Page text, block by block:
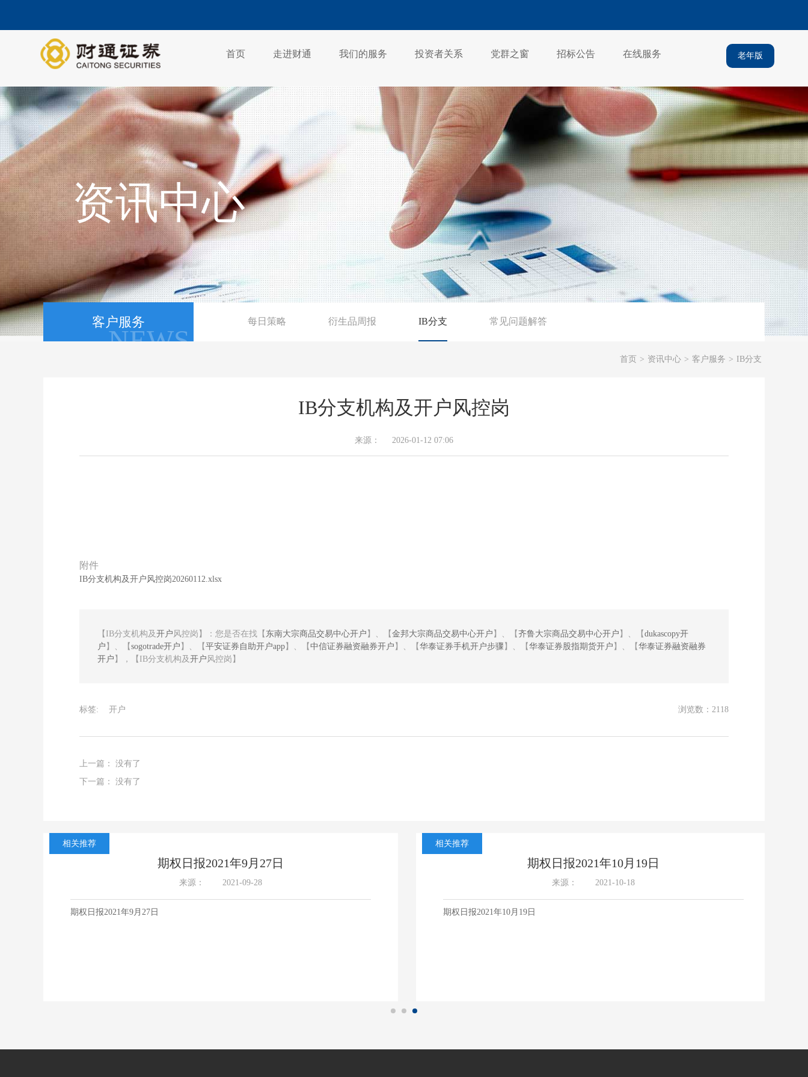
首页 走进财通 我们的服务 投资者关系 党群之窗 招标公告 在线服务 老年版
资讯中心
客户服务
NEWS
每日策略 衍生品周报 IB分支 常见问题解答
首页 > 资讯中心 > 客户服务 > IB分支
IB分支机构及开户风控岗
来源： 2026-01-12 07:06
附件
IB分支机构及开户风控岗20260112.xlsx
【IB分支机构及 开户 风控岗】：您是否在找【 东南大宗商品交易中心开户 】、【 金邦大宗商品交易中心开户 】、【 齐鲁大宗商品交易中心开户 】、【 dukascopy开
户 】、【 sogotrade开户 】、【 平安证券自助开户app 】、【 中信证券融资融券开户 】、【 华泰证券手机开户步骤 】、【 华泰证券股指期货开户 】、【 华泰证券融资融券
开户 】，【IB分支机构及 开户 风控岗】
标签: 开户 浏览数：2118
上一篇： 没有了
下一篇： 没有了
相关推荐
期权日报2021年9月27日
来源： 2021-09-28
期权日报2021年9月27日
相关推荐
期权日报2021年10月19日
来源： 2021-10-18
期权日报2021年10月19日